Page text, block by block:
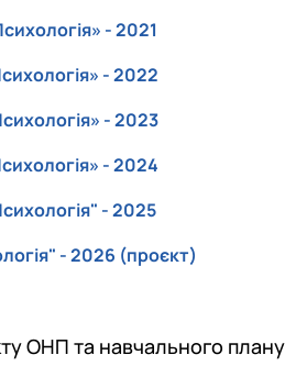
- 2021
- 2022
- 2023
- 2024
- 2025
- 2026 (проєкт)
ОНП та навчального плану